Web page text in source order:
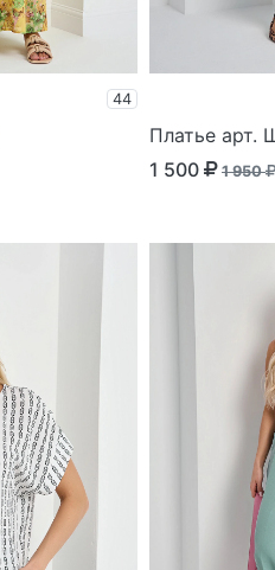
44
Платье
1 500
1 950